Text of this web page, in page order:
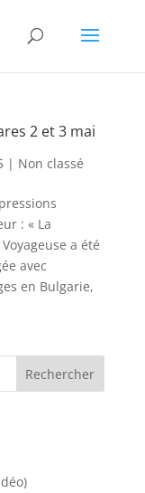
2 et 3 mai
| Non classé
: « La
a été
avec
en Bulgarie,